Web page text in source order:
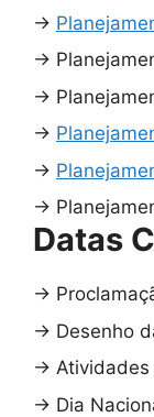
→
→
→
→
→
→
Datas
→
→ Desenho
→
→ Dia